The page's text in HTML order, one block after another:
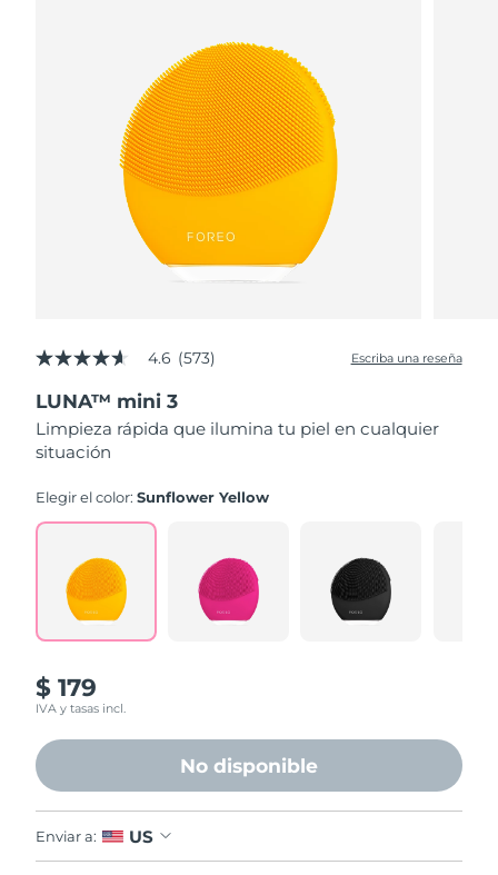
4.6
5
estrellas,
valor
medio
valoración.
Read
573
Enlace
misma
página.
4.6 (573) Escriba una reseña
LUNA™ mini 3
Limpieza rápida que ilumina tu piel en cualquier
situación
Elegir el color:Sunflower Yellow
$ 179
IVA y tasas incl.
No disponible
Enviar a: US